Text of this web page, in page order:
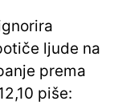
ljude na
prema
piše: